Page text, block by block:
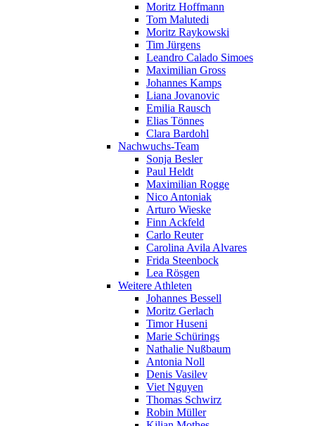
Moritz Hoffmann
Tom Malutedi
Moritz Raykowski
Tim Jürgens
Leandro Calado Simoes
Maximilian Gross
Johannes Kamps
Liana Jovanovic
Emilia Rausch
Elias Tönnes
Clara Bardohl
Nachwuchs-Team
Sonja Besler
Paul Heldt
Maximilian Rogge
Nico Antoniak
Arturo Wieske
Finn Ackfeld
Carlo Reuter
Carolina Avila Alvares
Frida Steenbock
Lea Rösgen
Weitere Athleten
Johannes Bessell
Moritz Gerlach
Timor Huseni
Marie Schürings
Nathalie Nußbaum
Antonia Noll
Denis Vasilev
Viet Nguyen
Thomas Schwirz
Robin Müller